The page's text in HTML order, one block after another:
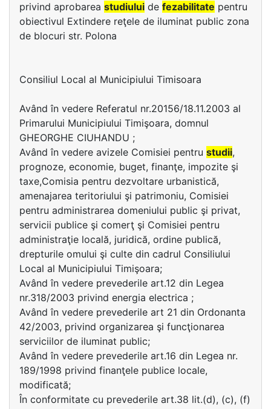
privind aprobarea studiului de fezabilitate pentru
obiectivul Extindere reţele de iluminat public zona
de blocuri str. Polona
Consiliul Local al Municipiului Timisoara
Având în vedere Referatul nr.20156/18.11.2003 al
Primarului Municipiului Timişoara, domnul
GHEORGHE CIUHANDU ;
Având în vedere avizele Comisiei pentru studii,
prognoze, economie, buget, finanţe, impozite şi
taxe,Comisia pentru dezvoltare urbanistică,
amenajarea teritoriului şi patrimoniu, Comisiei
pentru administrarea domeniului public şi privat,
servicii publice şi comerţ şi Comisiei pentru
administraţie locală, juridică, ordine publică,
drepturile omului şi culte din cadrul Consiliului
Local al Municipiului Timişoara;
Având în vedere prevederile art.12 din Legea
nr.318/2003 privind energia electrica ;
Având în vedere prevederile art 21 din Ordonanta
42/2003, privind organizarea şi funcţionarea
serviciilor de iluminat public;
Având în vedere prevederile art.16 din Legea nr.
189/1998 privind finanţele publice locale,
modificată;
În conformitate cu prevederile art.38 lit.(d), (c), (f)